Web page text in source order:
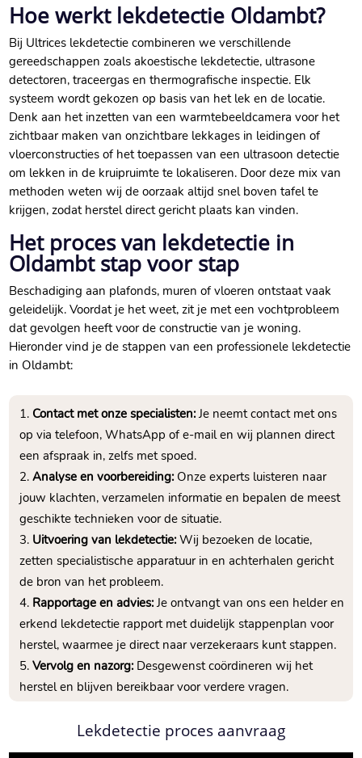
Hoe werkt lekdetectie Oldambt?
Bij Ultrices lekdetectie combineren we verschillende
gereedschappen zoals akoestische lekdetectie, ultrasone
detectoren, traceergas en thermografische inspectie. Elk
systeem wordt gekozen op basis van het lek en de locatie.
Denk aan het inzetten van een warmtebeeldcamera voor het
zichtbaar maken van onzichtbare lekkages in leidingen of
vloerconstructies of het toepassen van een ultrasoon detectie
om lekken in de kruipruimte te lokaliseren. Door deze mix van
methoden weten wij de oorzaak altijd snel boven tafel te
krijgen, zodat herstel direct gericht plaats kan vinden.
Het proces van lekdetectie in
Oldambt stap voor stap
Beschadiging aan plafonds, muren of vloeren ontstaat vaak
geleidelijk. Voordat je het weet, zit je met een vochtprobleem
dat gevolgen heeft voor de constructie van je woning.
Hieronder vind je de stappen van een professionele lekdetectie
in Oldambt:
Contact met onze specialisten:Je neemt contact met ons
op via telefoon, WhatsApp of e-mail en wij plannen direct
een afspraak in, zelfs met spoed.
Analyse en voorbereiding:Onze experts luisteren naar
jouw klachten, verzamelen informatie en bepalen de meest
geschikte technieken voor de situatie.
Uitvoering van lekdetectie:Wij bezoeken de locatie,
zetten specialistische apparatuur in en achterhalen gericht
de bron van het probleem.
Rapportage en advies:Je ontvangt van ons een helder en
erkend lekdetectie rapport met duidelijk stappenplan voor
herstel, waarmee je direct naar verzekeraars kunt stappen.
Vervolg en nazorg:Desgewenst coördineren wij het
herstel en blijven bereikbaar voor verdere vragen.
Lekdetectie proces aanvraag